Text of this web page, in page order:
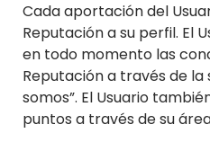
Cada aportación del
Reputación a su perfil. El
en todo momento las
Reputación a través de la
somos”. El Usuario
puntos a través de su